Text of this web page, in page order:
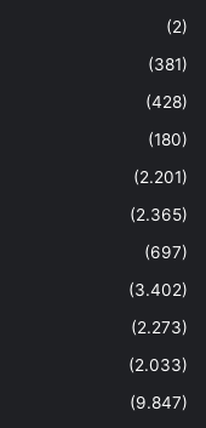
(2)
(381)
(428)
(180)
(2.201)
(2.365)
(697)
(3.402)
(2.273)
(2.033)
(9.847)